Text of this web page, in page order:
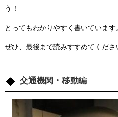
う！
とってもわかりやすく書いています
ぜひ、最後まで読みすすめてくださ
交通機関・移動編